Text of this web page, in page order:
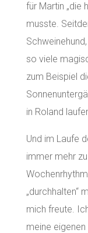
für Martin „die
musste.
so viele
zum Beispiel
in Roland
Und im Laufe
immer mehr
„durchhalten“
mich freute.
meine